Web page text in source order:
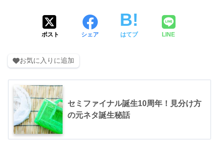
ポスト シェア はてブ LINE
お気に入りに追加
セミファイナル誕生10周年！見分け方
の元ネタ誕生秘話